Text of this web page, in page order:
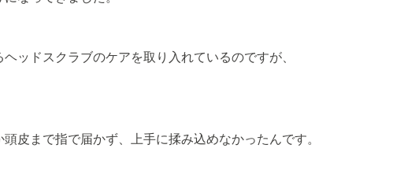
ッドスクラブのケアを取り入れているのですが、
皮まで指で届かず、上手に揉み込めなかったんです。